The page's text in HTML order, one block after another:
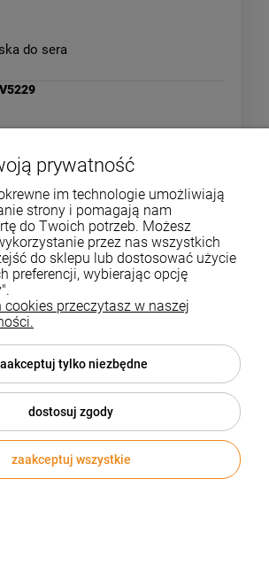
do sera
V5229
EKO
prywatność
im technologie umożliwiają
strony i pomagają nam
do Twoich potrzeb. Możesz
przez nas wszystkich
do sklepu lub dostosować użycie
preferencji, wybierając opcję
cookies przeczytasz w naszej
tylko niezbędne
dostosuj zgody
zaakceptuj wszystkie